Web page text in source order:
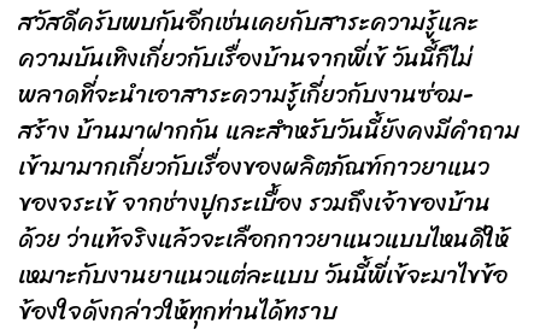
สวัสดีครับพบกันอีกเช่นเคยกับสาระความรู้และ
ความบันเทิงเกี่ยวกับเรื่องบ้านจากพี่เข้ วันนี้ก็ไม่
พลาดที่จะนำเอาสาระความรู้เกี่ยวกับงานซ่อม-
สร้าง บ้านมาฝากกัน และสำหรับวันนี้ยังคงมีคำถาม
เข้ามามากเกี่ยวกับเรื่องของผลิตภัณฑ์กาวยาแนว
ของจระเข้ จากช่างปูกระเบื้อง รวมถึงเจ้าของบ้าน
ด้วย ว่าแท้จริงแล้วจะเลือกกาวยาแนวแบบไหนดีให้
เหมาะกับงานยาแนวแต่ละแบบ วันนี้พี่เข้จะมาไขข้อ
ข้องใจดังกล่าวให้ทุกท่านได้ทราบ